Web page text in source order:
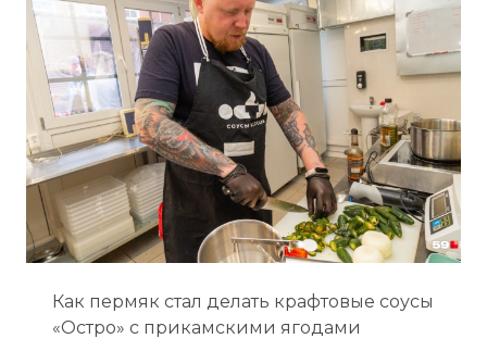
Как пермяк стал делать крафтовые соусы
«Остро» с прикамскими ягодами